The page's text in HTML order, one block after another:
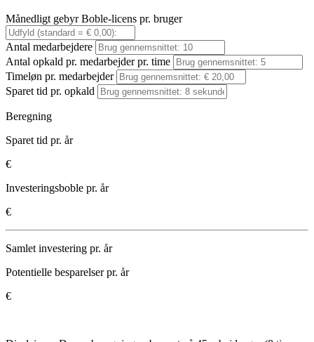
Månedligt gebyr Boble-licens pr. bruger
Antal medarbejdere
Antal opkald pr. medarbejder pr. time
Timeløn pr. medarbejder
Sparet tid pr. opkald
Beregning
Sparet tid pr. år
€
Investeringsboble pr. år
€
Samlet investering pr. år
Potentielle besparelser pr. år
€